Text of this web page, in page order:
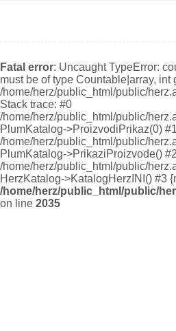
Fatal error: Uncaught TypeError:
must be of type Countable|array, int
/home/herz/public_html/public/
Stack trace: #0
/home/herz/public_html/public/
PlumKatalog->ProizvodiPrikaz(0) #1
/home/herz/public_html/public/
PlumKatalog->PrikaziProizvode() #2
/home/herz/public_html/public/
HerzKatalog->KatalogHerzINI() #3
/home/herz/public_html/public/
on line 2035